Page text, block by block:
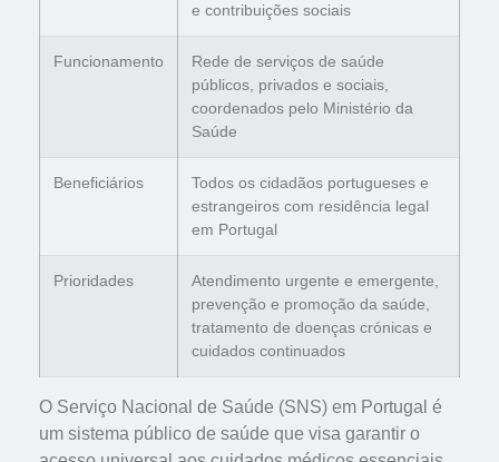
e contribuições sociais
Funcionamento
Rede de serviços de saúde
públicos, privados e sociais,
coordenados pelo Ministério da
Saúde
Beneficiários
Todos os cidadãos portugueses e
estrangeiros com residência legal
em Portugal
Prioridades
Atendimento urgente e emergente,
prevenção e promoção da saúde,
tratamento de doenças crónicas e
cuidados continuados
O Serviço Nacional de Saúde (SNS) em Portugal é
um sistema público de saúde que visa garantir o